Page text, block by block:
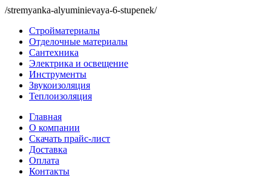
/stremyanka-alyuminievaya-6-stupenek/
Стройматериалы
Отделочные материалы
Сантехника
Электрика и освещение
Инструменты
Звукоизоляция
Теплоизоляция
Главная
О компании
Скачать прайс-лист
Доставка
Оплата
Контакты